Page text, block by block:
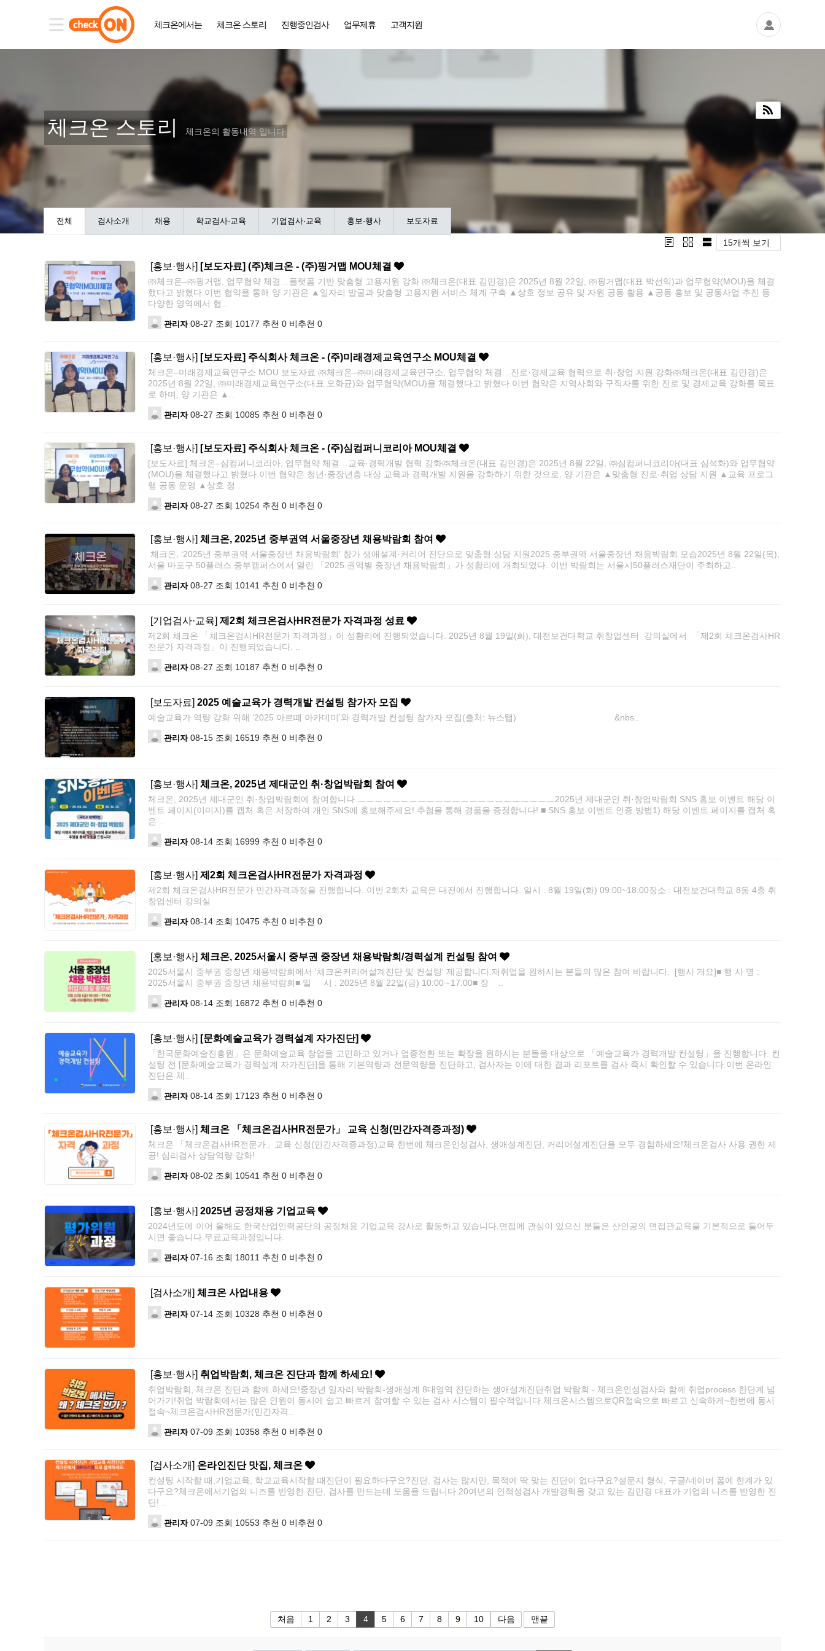
체크온에서는 체크온 스토리 진행중인검사 업무제휴 고객지원
체크온 스토리 체크온의 활동내역 입니다.
전체 검사소개 채용 학교검사·교육 기업검사·교육 홍보·행사 보도자료
15개씩 보기
[홍보·행사] [보도자료] (주)체크온 - (주)핑거맵 MOU체결
㈜체크온–㈜핑거맵, 업무협약 체결…플랫폼 기반 맞춤형 고용지원 강화 ㈜체크온(대표 김민경)은 2025년 8월 22일, ㈜핑거맵(대표 박선익)과 업무협약(MOU)을 체결
했다고 밝혔다.이번 협약을 통해 양 기관은 ▲일자리 발굴과 맞춤형 고용지원 서비스 체계 구축 ▲상호 정보 공유 및 자원 공동 활용 ▲공동 홍보 및 공동사업 추진 등
다양한 영역에서 협..
관리자 08-27 조회 10177 추천 0 비추천 0
[홍보·행사] [보도자료] 주식회사 체크온 - (주)미래경제교육연구소 MOU체결
체크온–미래경제교육연구소 MOU 보도자료 ㈜체크온–㈜미래경제교육연구소, 업무협약 체결…진로·경제교육 협력으로 취·창업 지원 강화㈜체크온(대표 김민경)은
2025년 8월 22일, ㈜미래경제교육연구소(대표 오화균)와 업무협약(MOU)을 체결했다고 밝혔다.이번 협약은 지역사회와 구직자를 위한 진로 및 경제교육 강화를 목표
로 하며, 양 기관은 ▲..
관리자 08-27 조회 10085 추천 0 비추천 0
[홍보·행사] [보도자료] 주식회사 체크온 - (주)심컴퍼니코리아 MOU체결
[보도자료] 체크온–심컴퍼니코리아, 업무협약 체결…교육·경력개발 협력 강화㈜체크온(대표 김민경)은 2025년 8월 22일, ㈜심컴퍼니코리아(대표 심석화)와 업무협약
(MOU)을 체결했다고 밝혔다.이번 협약은 청년·중장년층 대상 교육과 경력개발 지원을 강화하기 위한 것으로, 양 기관은 ▲맞춤형 진로·취업 상담 지원 ▲교육 프로그
램 공동 운영 ▲상호 정..
관리자 08-27 조회 10254 추천 0 비추천 0
[홍보·행사] 체크온, 2025년 중부권역 서울중장년 채용박람회 참여
체크온, ‘2025년 중부권역 서울중장년 채용박람회’ 참가 생애설계·커리어 진단으로 맞춤형 상담 지원2025 중부권역 서울중장년 채용박람회 모습2025년 8월 22일(목),
서울 마포구 50플러스 중부캠퍼스에서 열린 「2025 권역별 중장년 채용박람회」가 성황리에 개최되었다. 이번 박람회는 서울시50플러스재단이 주최하고..
관리자 08-27 조회 10141 추천 0 비추천 0
[기업검사·교육] 제2회 체크온검사HR전문가 자격과정 성료
제2회 체크온 「체크온검사HR전문가 자격과정」이 성황리에 진행되었습니다. 2025년 8월 19일(화), 대전보건대학교 취창업센터 강의실에서 「제2회 체크온검사HR
전문가 자격과정」이 진행되었습니다. ..
관리자 08-27 조회 10187 추천 0 비추천 0
[보도자료] 2025 예술교육가 경력개발 컨설팅 참가자 모집
예술교육가 역량 강화 위해 ‘2025 아르떼 아카데미’와 경력개발 컨설팅 참가자 모집(출처: 뉴스탭) &nbs..
관리자 08-15 조회 16519 추천 0 비추천 0
[홍보·행사] 체크온, 2025년 제대군인 취·창업박람회 참여
체크온, 2025년 제대군인 취·창업박람회에 참여합니다.ㅡㅡㅡㅡㅡㅡㅡㅡㅡㅡㅡㅡㅡㅡㅡㅡㅡㅡㅡㅡㅡㅡㅡ2025년 제대군인 취·창업박람회 SNS 홍보 이벤트 해당 이
벤트 페이지(이미지)를 캡처 혹은 저장하여 개인 SNS에 홍보해주세요! 추첨을 통해 경품을 증정합니다! ■ SNS 홍보 이벤트 인증 방법1) 해당 이벤트 페이지를 캡처 혹
은 ..
관리자 08-14 조회 16999 추천 0 비추천 0
[홍보·행사] 제2회 체크온검사HR전문가 자격과정
제2회 체크온검사HR전문가 민간자격과정을 진행합니다. 이번 2회차 교육은 대전에서 진행합니다. 일시 : 8월 19일(화) 09:00~18:00장소 : 대전보건대학교 8동 4층 취
창업센터 강의실
관리자 08-14 조회 10475 추천 0 비추천 0
[홍보·행사] 체크온, 2025서울시 중부권 중장년 채용박람회/경력설계 컨설팅 참여
2025서울시 중부권 중장년 채용박람회에서 '체크온커리어설계진단 및 컨설팅' 제공합니다.재취업을 원하시는 분들의 많은 참여 바랍니다. [행사 개요]■ 행 사 명 :
2025서울시 중부권 중장년 채용박람회■ 일 시 : 2025년 8월 22일(금) 10:00∼17:00■ 장 ..
관리자 08-14 조회 16872 추천 0 비추천 0
[홍보·행사] [문화예술교육가 경력설계 자가진단]
「한국문화예술진흥원」은 문화예술교육 창업을 고민하고 있거나 업종전환 또는 확장을 원하시는 분들을 대상으로 「예술교육가 경력개발 컨설팅」을 진행합니다. 컨
설팅 전 [문화예술교육가 경력설계 자가진단]을 통해 기본역량과 전문역량을 진단하고, 검사자는 이에 대한 결과 리포트를 검사 즉시 확인할 수 있습니다.이번 온라인
진단은 체..
관리자 08-14 조회 17123 추천 0 비추천 0
[홍보·행사] 체크온 「체크온검사HR전문가」 교육 신청(민간자격증과정)
체크온 「체크온검사HR전문가」교육 신청(민간자격증과정)교육 한번에 체크온인성검사, 생애설계진단, 커리어설계진단을 모두 경험하세요!체크온검사 사용 권한 제
공! 심리검사 상담역량 강화!
관리자 08-02 조회 10541 추천 0 비추천 0
[홍보·행사] 2025년 공정채용 기업교육
2024년도에 이어 올해도 한국산업인력공단의 공정채용 기업교육 강사로 활동하고 있습니다.면접에 관심이 있으신 분들은 산인공의 면접관교육을 기본적으로 들어두
시면 좋습니다.무료교육과정입니다.
관리자 07-16 조회 18011 추천 0 비추천 0
[검사소개] 체크온 사업내용
관리자 07-14 조회 10328 추천 0 비추천 0
[홍보·행사] 취업박람회, 체크온 진단과 함께 하세요!
취업박람회, 체크온 진단과 함께 하세요!중장년 일자리 박람회-생애설계 8대영역 진단하는 생애설계진단취업 박람회 - 체크온인성검사와 함께 취업process 한단계 넘
어가기!취업 박람회에서는 많은 인원이 동시에 쉽고 빠르게 참여할 수 있는 검사 시스템이 필수적입니다.체크온시스템으로QR접속으로 빠르고 신속하게~한번에 동시
접속~체크온검사HR전문가(민간자격..
관리자 07-09 조회 10358 추천 0 비추천 0
[검사소개] 온라인진단 맛집, 체크온
컨설팅 시작할 때,기업교육, 학교교육시작할 때진단이 필요하다구요?진단, 검사는 많지만, 목적에 딱 맞는 진단이 없다구요?설문지 형식, 구글/네이버 폼에 한계가 있
다구요?체크온에서기업의 니즈를 반영한 진단, 검사를 만드는데 도움을 드립니다.20여년의 인적성검사 개발경력을 갖고 있는 김민경 대표가 기업의 니즈를 반영한 진
단! ..
관리자 07-09 조회 10553 추천 0 비추천 0
처음 1 2 3 4 5 6 7 8 9 10 다음 맨끝